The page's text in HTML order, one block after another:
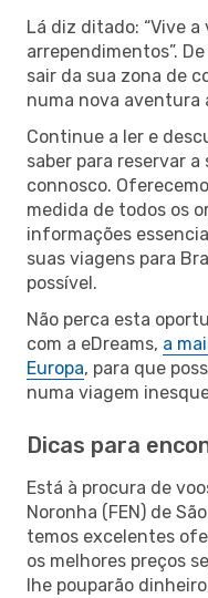
Lá diz ditado: “Vive
arrependimentos”.
sair da sua zona de
numa nova aventura
Continue a ler e
saber para reservar
connosco.
medida de todos os
informações
suas viagens para
possível.
Não perca esta
com a eDreams, a
Europa, para que
numa viagem
Dicas para
Está à procura de
Noronha (FEN) de
temos excelentes
os melhores preços
lhe pouparão